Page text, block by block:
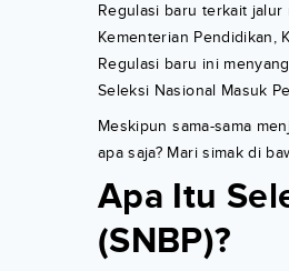
Regulasi baru terkait jalur
Kementerian Pendidikan,
Regulasi baru ini
Seleksi Nasional Masuk
Meskipun sama-sama
apa saja? Mari simak di
Apa Itu
(SNBP)?